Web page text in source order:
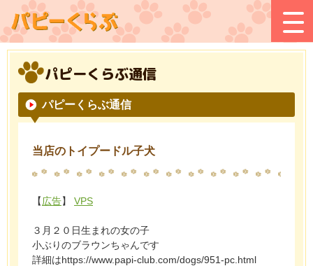
パピーくらぶ通信
パピーくらぶ通信
当店のトイプードル子犬
【広告】 VPS
３月２０日生まれの女の子
小ぶりのブラウンちゃんです
詳細はhttps://www.papi-club.com/dogs/951-pc.html